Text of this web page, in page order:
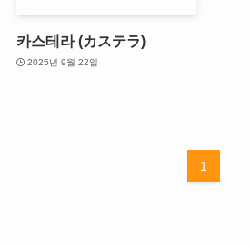
카스테라 (カステラ)
2025년 9월 22일
1